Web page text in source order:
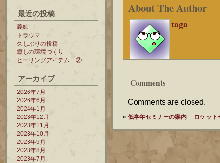
最近の投稿
義姉
トラウマ
久しぶりの投稿
癒しの環境づくり
ヒーリングアイテム ②
アーカイブ
2026年7月
2026年6月
2024年1月
2023年12月
2023年11月
2023年10月
2023年9月
2023年8月
2023年7月
About The Author
taga
Comments
Comments are closed.
« 低学年セミナーの案内 ロケット